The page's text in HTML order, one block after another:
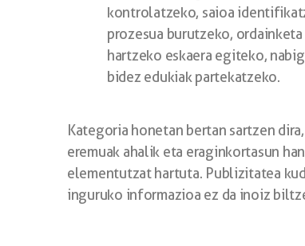
kontrolatzeko, saioa
prozesua burutzeko,
hartzeko eskaera egiteko,
bidez edukiak partekatzeko.
Kategoria honetan bertan sartzen
eremuak ahalik eta eraginkortasun
elementutzat hartuta. Publizitatea
inguruko informazioa ez da inoiz